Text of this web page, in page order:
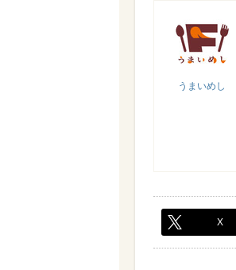
うまいめし
X